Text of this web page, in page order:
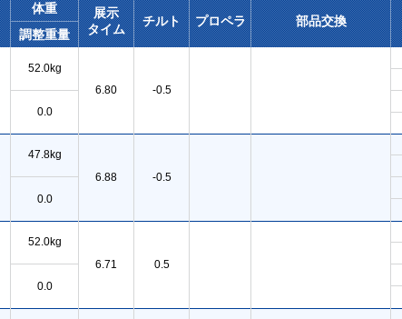
体重
展示
タイム
チルト プロペラ 部品交換
調整重量
52.0kg
6.80
-0.5
0.0
47.8kg
6.88
-0.5
0.0
52.0kg
6.71
0.5
0.0